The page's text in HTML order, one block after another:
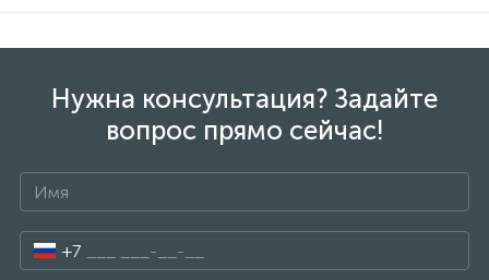
Нужна консультация? Задайте
вопрос прямо сейчас!
+7